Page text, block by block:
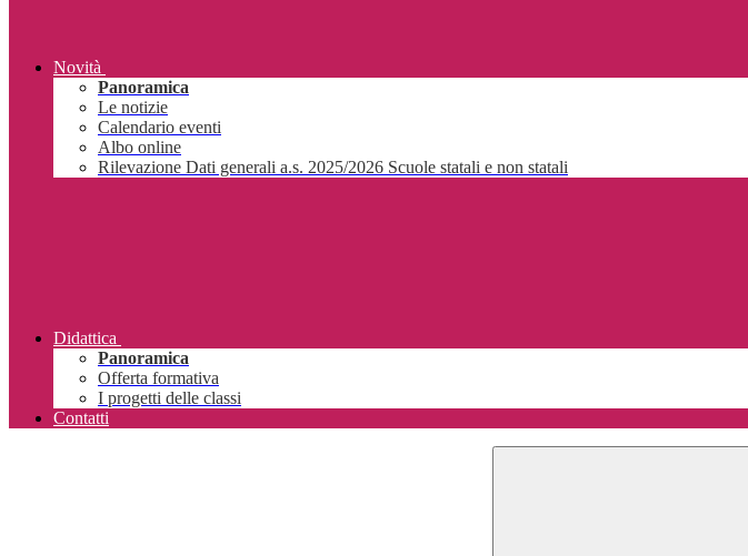
Novità
Panoramica
Le notizie
Calendario eventi
Albo online
Rilevazione Dati generali a.s. 2025/2026 Scuole statali e non statali
Didattica
Panoramica
Offerta formativa
I progetti delle classi
Contatti